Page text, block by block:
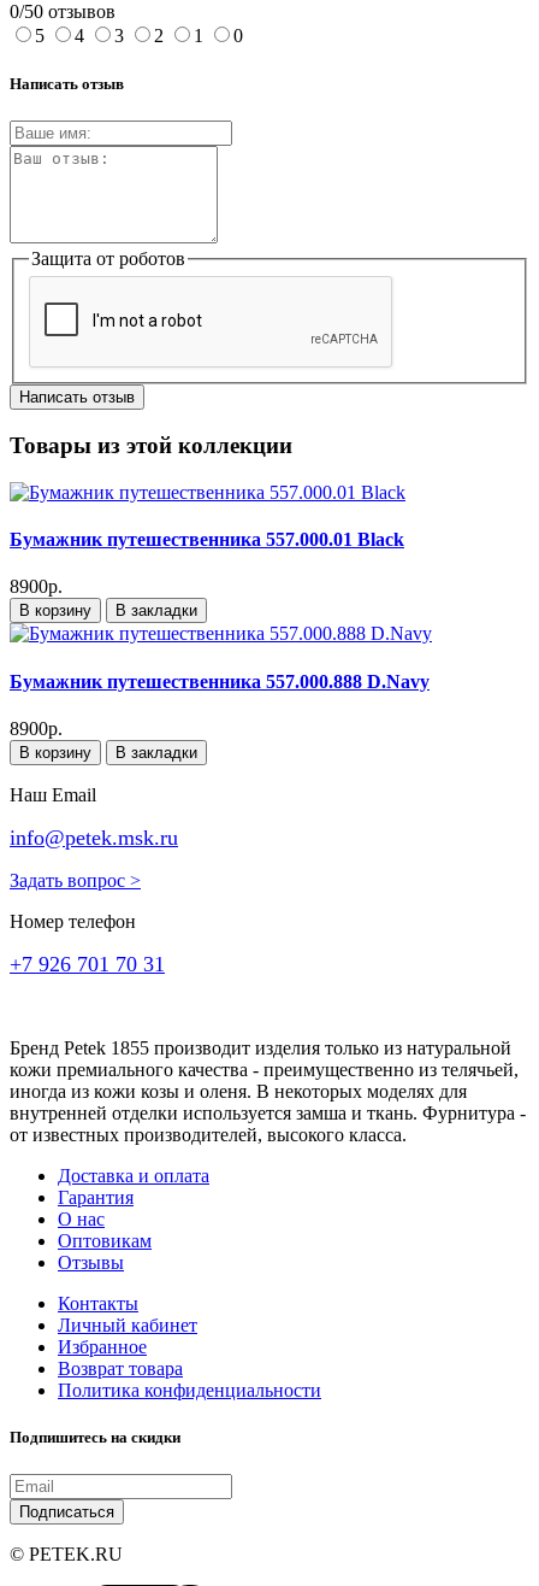
0/50 отзывов
5
4 3 2 1 0
Написать отзыв
Защита от роботов
Написать отзыв
Товары из этой коллекции
Бумажник путешественника 557.000.01 Black
8900р.
В корзину В закладки
Бумажник путешественника 557.000.888 D.Navy
8900р.
В корзину В закладки
Наш Email
info@petek.msk.ru
Задать вопрос >
Номер телефон
+7 926 701 70 31
Бренд Petek 1855 производит изделия только из натуральной
кожи премиального качества - преимущественно из телячьей,
иногда из кожи козы и оленя. В некоторых моделях для
внутренней отделки используется замша и ткань. Фурнитура -
от известных производителей, высокого класса.
Доставка и оплата
Гарантия
О нас
Оптовикам
Отзывы
Контакты
Личный кабинет
Избранное
Возврат товара
Политика конфиденциальности
Подпишитесь на скидки
Подписаться
© PETEK.RU